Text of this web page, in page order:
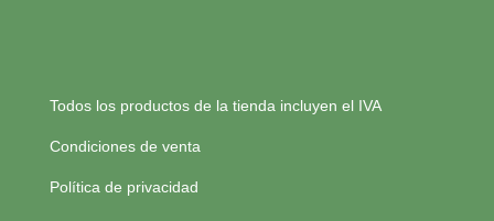
Todos los productos de la tienda incluyen el IVA
Condiciones de venta
Política de privacidad